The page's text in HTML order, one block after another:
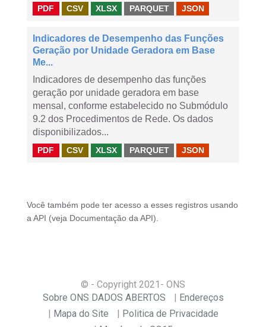
PDF CSV XLSX PARQUET JSON
Indicadores de Desempenho das Funções
Geração por Unidade Geradora em Base
Me...
Indicadores de desempenho das funções
geração por unidade geradora em base
mensal, conforme estabelecido no Submódulo
9.2 dos Procedimentos de Rede. Os dados
disponibilizados...
PDF CSV XLSX PARQUET JSON
Você também pode ter acesso a esses registros usando
a API (veja Documentação da API ).
© - Copyright 2021 - ONS
Sobre ONS DADOS ABERTOS
Endereços
Mapa do Site
Politica de Privacidade